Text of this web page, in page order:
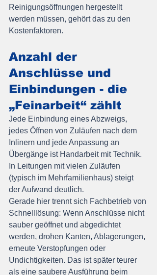
Reinigungsöffnungen hergestellt
werden müssen, gehört das zu den
Kostenfaktoren.
Anzahl der
Anschlüsse und
Einbindungen - die
„Feinarbeit“ zählt
Jede Einbindung eines Abzweigs,
jedes Öffnen von Zuläufen nach dem
Inlinern und jede Anpassung an
Übergänge ist Handarbeit mit Technik.
In Leitungen mit vielen Zuläufen
(typisch im Mehrfamilienhaus) steigt
der Aufwand deutlich.
Gerade hier trennt sich Fachbetrieb von
Schnelllösung: Wenn Anschlüsse nicht
sauber geöffnet und abgedichtet
werden, drohen Kanten, Ablagerungen,
erneute Verstopfungen oder
Undichtigkeiten. Das ist später teurer
als eine saubere Ausführung beim